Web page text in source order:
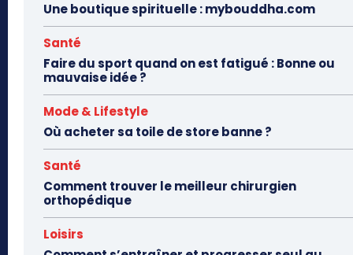
Une boutique spirituelle : mybouddha.com
Santé
Faire du sport quand on est fatigué : Bonne ou
mauvaise idée ?
Mode & Lifestyle
Où acheter sa toile de store banne ?
Santé
Comment trouver le meilleur chirurgien
orthopédique
Loisirs